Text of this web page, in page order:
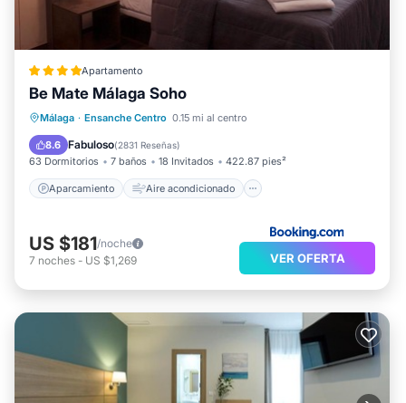
Apartamento
Be Mate Málaga Soho
Málaga · Ensanche Centro 0.15 mi al centro
8.6 Fabuloso(2831 Reseñas)
63 Dormitorios 7 baños 18 Invitados 422.87 pies²
Aparcamiento Aire acondicionado
Aparcamiento
Aire acondicionado
Internet
Apto para niños
US $181/noche
7 noches - US $1,269 VER OFERTA